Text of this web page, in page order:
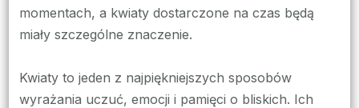
momentach, a kwiaty dostarczone na czas będą
miały szczególne znaczenie.
Kwiaty to jeden z najpiękniejszych sposobów
wyrażania uczuć, emocji i pamięci o bliskich. Ich